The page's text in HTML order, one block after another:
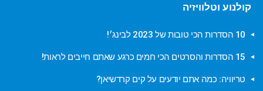
קולנוע וטלוויזיה
10 הסדרות הכי טובות של 2023 לבינג׳!
15 הסדרות והסרטים הכי חמים כרגע שאתם חייבים לראות!
טריוויה: כמה אתם יודעים על קים קרדשיאן?